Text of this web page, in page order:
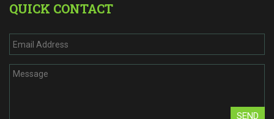
QUICK CONTACT
SEND